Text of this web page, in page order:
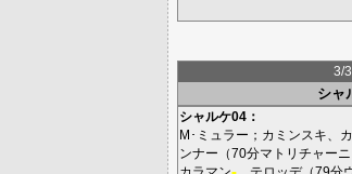
3/
シャ
シャルケ04 ：
M･ミュラー ； カミンスキ
ンナー （70分マトリチャーニ